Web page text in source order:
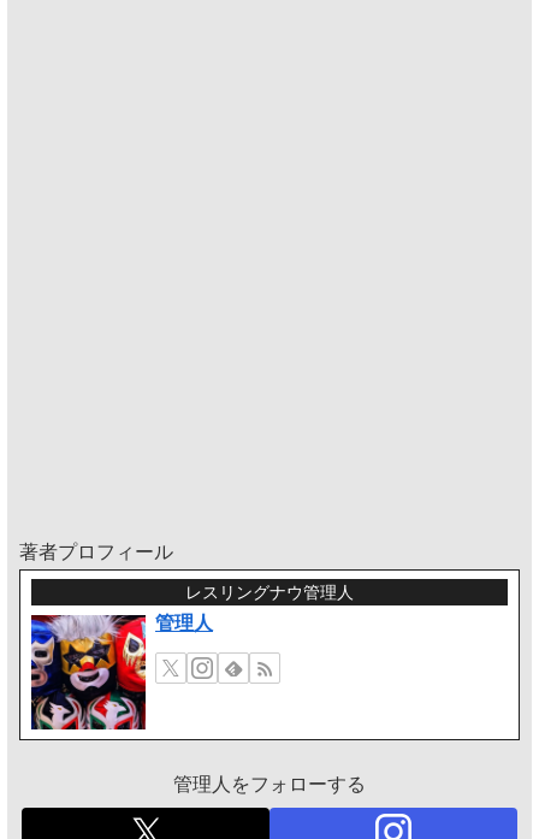
著者プロフィール
レスリングナウ管理人
管理人
管理人をフォローする